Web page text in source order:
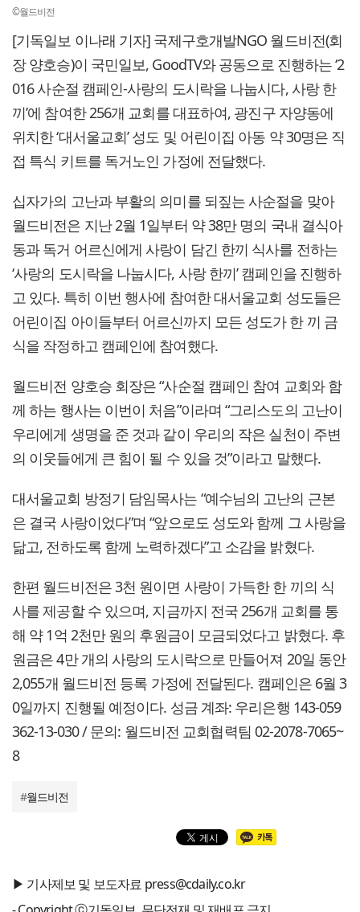
©월드비전
[기독일보 이나래 기자] 국제구호개발NGO 월드비전(회
장 양호승)이 국민일보, GoodTV와 공동으로 진행하는 ‘2
016 사순절 캠페인-사랑의 도시락을 나눕시다, 사랑 한
끼’에 참여한 256개 교회를 대표하여, 광진구 자양동에
위치한 ‘대서울교회’ 성도 및 어린이집 아동 약 30명은 직
접 특식 키트를 독거노인 가정에 전달했다.
십자가의 고난과 부활의 의미를 되짚는 사순절을 맞아
월드비전은 지난 2월 1일부터 약 38만 명의 국내 결식아
동과 독거 어르신에게 사랑이 담긴 한끼 식사를 전하는
‘사랑의 도시락을 나눕시다, 사랑 한끼’ 캠페인을 진행하
고 있다. 특히 이번 행사에 참여한 대서울교회 성도들은
어린이집 아이들부터 어르신까지 모든 성도가 한 끼 금
식을 작정하고 캠페인에 참여했다.
월드비전 양호승 회장은 “사순절 캠페인 참여 교회와 함
께 하는 행사는 이번이 처음”이라며 “그리스도의 고난이
우리에게 생명을 준 것과 같이 우리의 작은 실천이 주변
의 이웃들에게 큰 힘이 될 수 있을 것”이라고 말했다.
대서울교회 방정기 담임목사는 “예수님의 고난의 근본
은 결국 사랑이었다”며 “앞으로도 성도와 함께 그 사랑을
닮고, 전하도록 함께 노력하겠다”고 소감을 밝혔다.
한편 월드비전은 3천 원이면 사랑이 가득한 한 끼의 식
사를 제공할 수 있으며, 지금까지 전국 256개 교회를 통
해 약 1억 2천만 원의 후원금이 모금되었다고 밝혔다. 후
원금은 4만 개의 사랑의 도시락으로 만들어져 20일 동안
2,055개 월드비전 등록 가정에 전달된다. 캠페인은 6월 3
0일까지 진행될 예정이다. 성금 계좌: 우리은행 143-059
362-13-030 / 문의: 월드비전 교회협력팀 02-2078-7065~
8
#월드비전
▶ 기사제보 및 보도자료 press@cdaily.co.kr